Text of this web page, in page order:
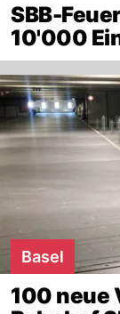
SBB-
10'000
Basel
100 neue